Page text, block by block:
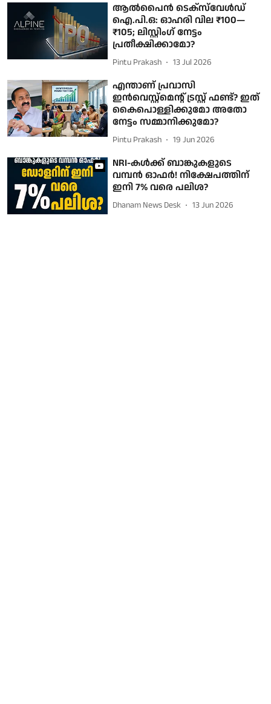
ആൽപൈൻ ടെക്സ്‌‍‍വേൾഡ്
ഐ.പി.ഒ: ഓഹരി വില ₹100—
₹105; ലി​സ്റ്റിം​ഗ് നേട്ടം
പ്രതീക്ഷിക്കാമോ?
Pintu Prakash 13 Jul 2026
എന്താണ് പ്രവാസി
ഇൻവെസ്റ്റ്‌മെന്റ് ട്രസ്റ്റ് ഫണ്ട്? ഇത്
കൈപൊള്ളിക്കുമോ അതോ
നേട്ടം സമ്മാനിക്കുമോ?
Pintu Prakash 19 Jun 2026
NRI-കള്‍ക്ക് ബാങ്കുകളുടെ
വമ്പന്‍ ഓഫര്‍! നിക്ഷേപത്തിന്
ഇനി 7% വരെ പലിശ?
Dhanam News Desk 13 Jun 2026